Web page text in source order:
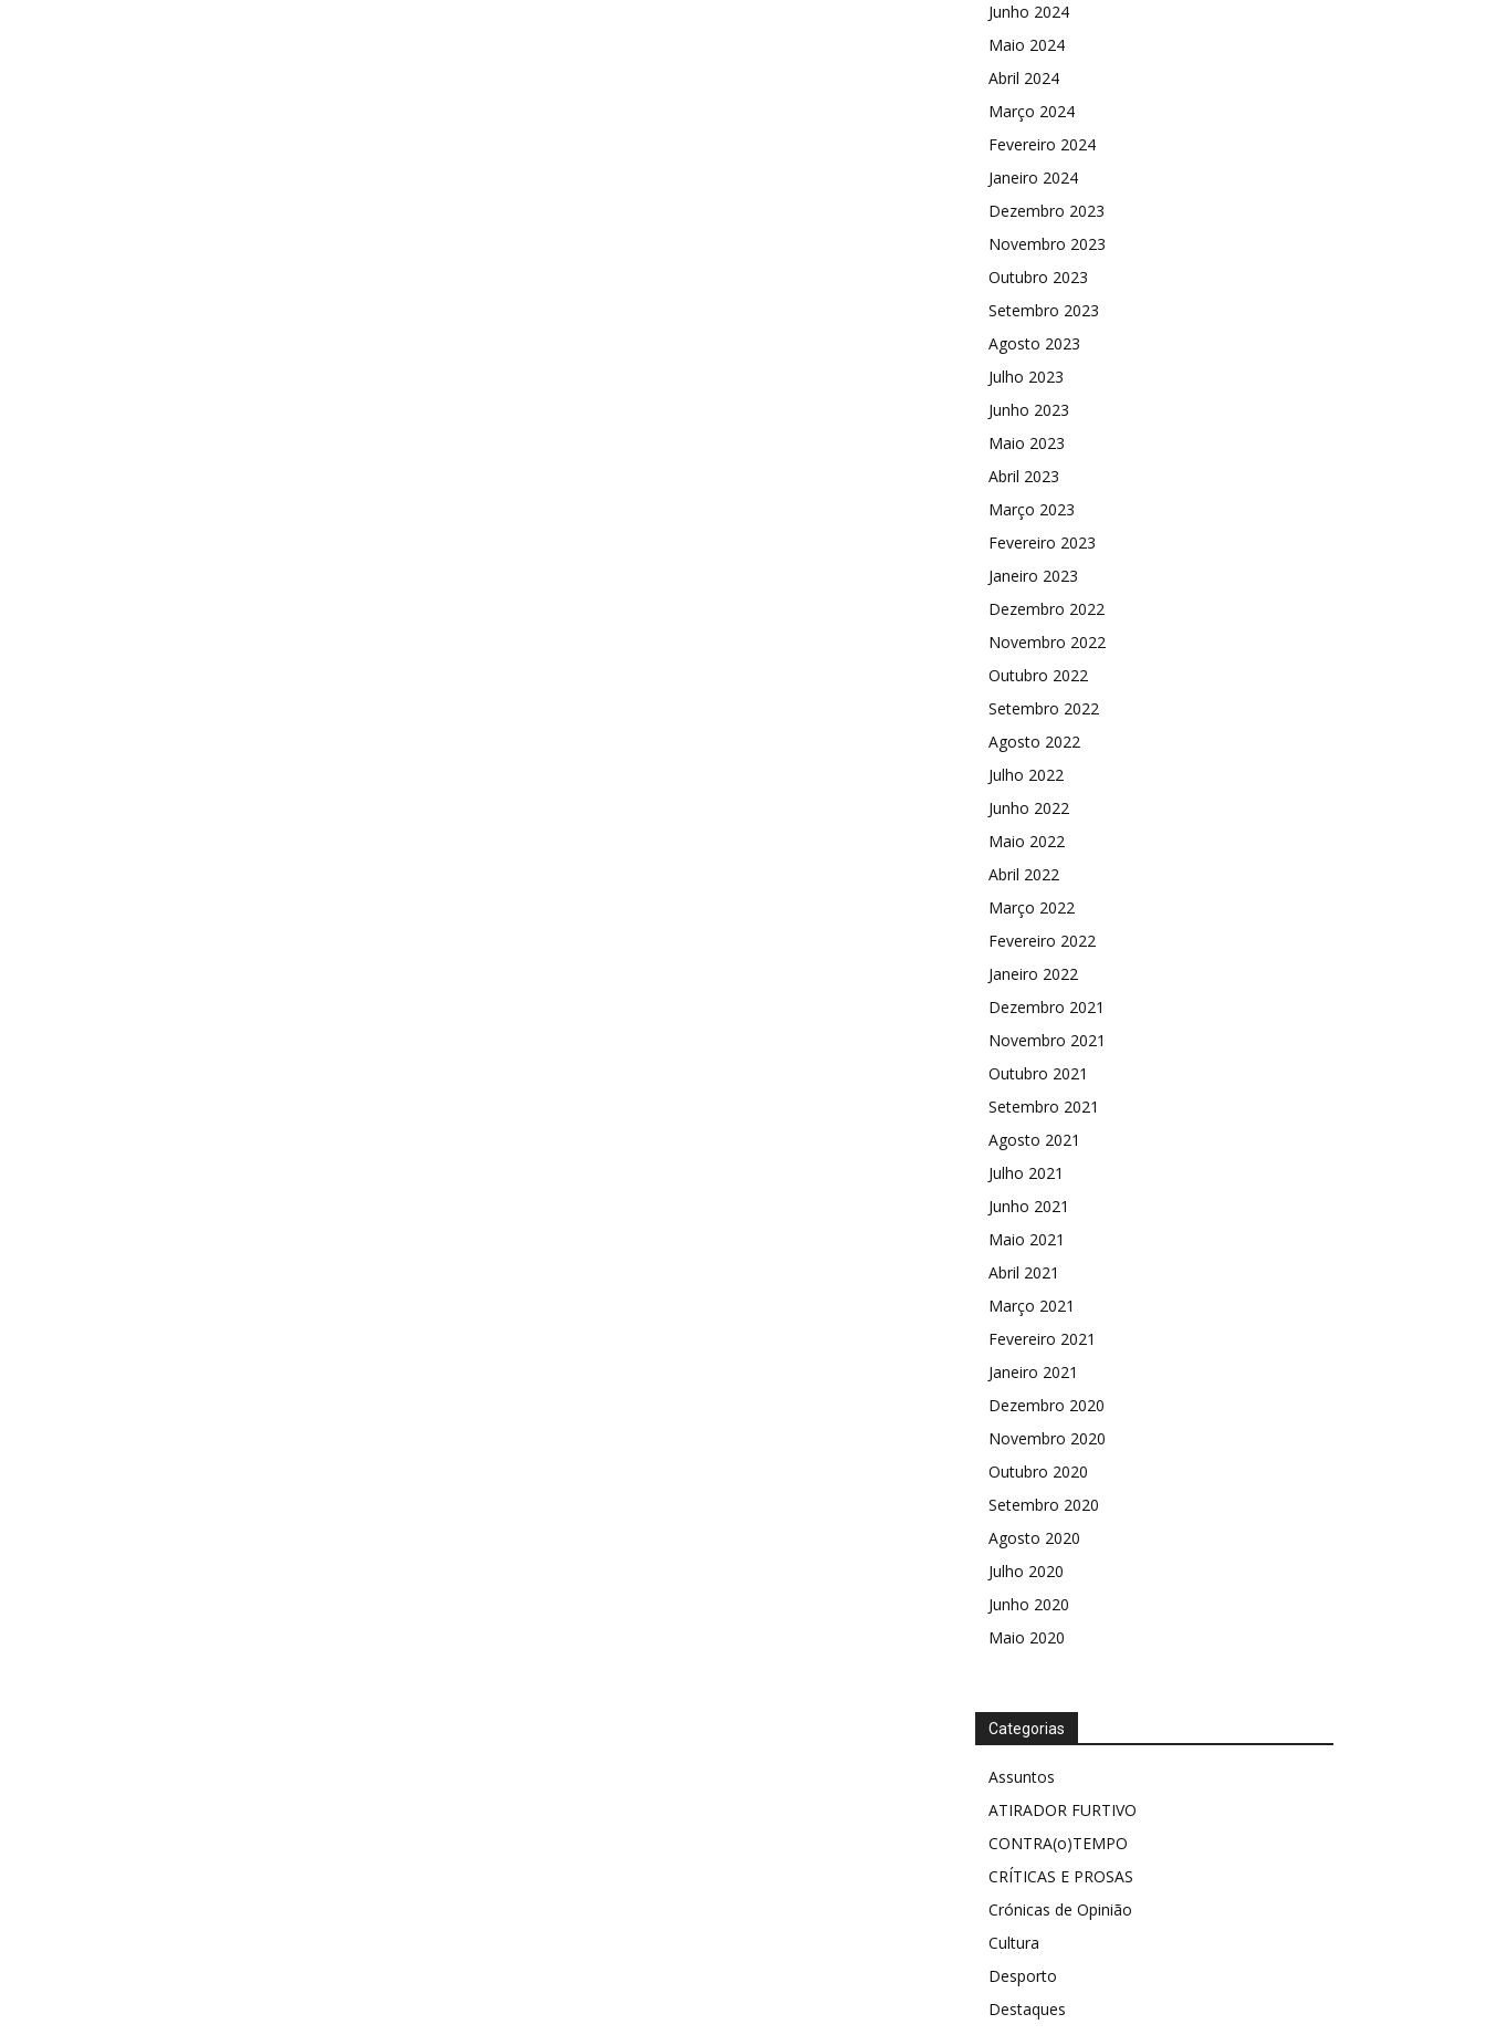
Junho 2024
Maio 2024
Abril 2024
Março 2024
Fevereiro 2024
Janeiro 2024
Dezembro 2023
Novembro 2023
Outubro 2023
Setembro 2023
Agosto 2023
Julho 2023
Junho 2023
Maio 2023
Abril 2023
Março 2023
Fevereiro 2023
Janeiro 2023
Dezembro 2022
Novembro 2022
Outubro 2022
Setembro 2022
Agosto 2022
Julho 2022
Junho 2022
Maio 2022
Abril 2022
Março 2022
Fevereiro 2022
Janeiro 2022
Dezembro 2021
Novembro 2021
Outubro 2021
Setembro 2021
Agosto 2021
Julho 2021
Junho 2021
Maio 2021
Abril 2021
Março 2021
Fevereiro 2021
Janeiro 2021
Dezembro 2020
Novembro 2020
Outubro 2020
Setembro 2020
Agosto 2020
Julho 2020
Junho 2020
Maio 2020
Categorias
Assuntos
ATIRADOR FURTIVO
CONTRA(o)TEMPO
CRÍTICAS E PROSAS
Crónicas de Opinião
Cultura
Desporto
Destaques